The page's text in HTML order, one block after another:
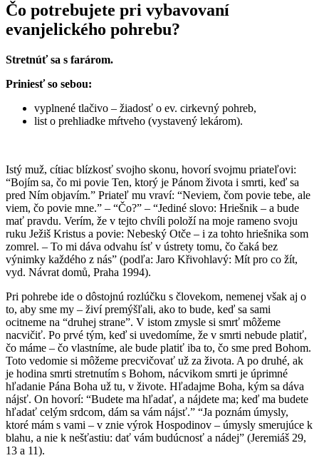
Čo potrebujete pri vybavovaní
evanjelického pohrebu?
Stretnúť sa s farárom.
Priniesť so sebou:
vyplnené tlačivo – žiadosť o ev. cirkevný pohreb,
list o prehliadke mŕtveho (vystavený lekárom).
Istý muž, cítiac blízkosť svojho skonu, hovorí svojmu priateľovi:
“Bojím sa, čo mi povie Ten, ktorý je Pánom života i smrti, keď sa
pred Ním objavím.” Priateľ mu vraví: “Neviem, čom povie tebe, ale
viem, čo povie mne.” – “Čo?” – “Jediné slovo: Hriešnik – a bude
mať pravdu. Verím, že v tejto chvíli položí na moje rameno svoju
ruku Ježiš Kristus a povie: Nebeský Otče – i za tohto hriešnika som
zomrel. – To mi dáva odvahu ísť v ústrety tomu, čo čaká bez
výnimky každého z nás” (podľa: Jaro Křivohlavý: Mít pro co žít,
vyd. Návrat domů, Praha 1994).
Pri pohrebe ide o dôstojnú rozlúčku s človekom, nemenej však aj o
to, aby sme my – živí premýšľali, ako to bude, keď sa sami
ocitneme na “druhej strane”. V istom zmysle si smrť môžeme
nacvičiť. Po prvé tým, keď si uvedomíme, že v smrti nebude platiť,
čo máme – čo vlastníme, ale bude platiť iba to, čo sme pred Bohom.
Toto vedomie si môžeme precvičovať už za života. A po druhé, ak
je hodina smrti stretnutím s Bohom, nácvikom smrti je úprimné
hľadanie Pána Boha už tu, v živote. Hľadajme Boha, kým sa dáva
nájsť. On hovorí: “Budete ma hľadať, a nájdete ma; keď ma budete
hľadať celým srdcom, dám sa vám nájsť.” “Ja poznám úmysly,
ktoré mám s vami – v znie výrok Hospodinov – úmysly smerujúce k
blahu, a nie k nešťastiu: dať vám budúcnosť a nádej” (Jeremiáš 29,
13 a 11).